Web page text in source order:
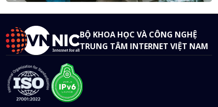
BỘ KHOA HỌC VÀ CÔNG NGHỆ
TRUNG TÂM INTERNET VIỆT NAM